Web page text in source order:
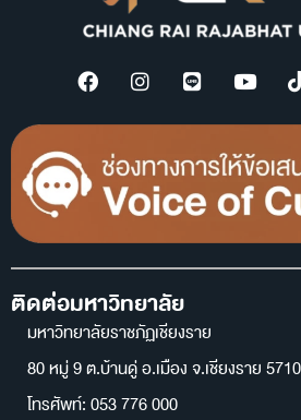
ติดต่อมหาวิทยาลัย
มหาวิทยาลัยราชภัฏเชียงราย
80 หมู่ 9 ต.บ้านดู่ อ.เมือง จ.เชียงราย
โทรศัพท์: 053 776 000